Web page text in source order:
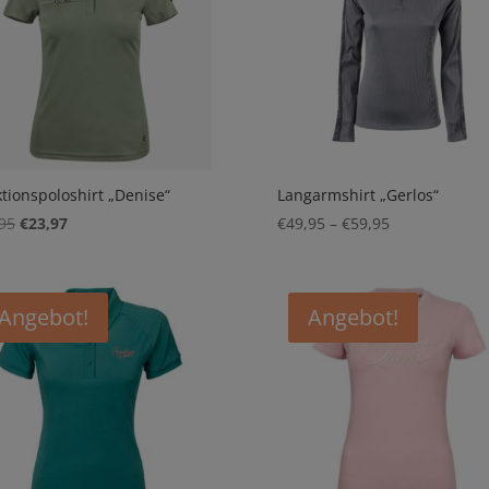
„Denise“
Ursprünglicher
€39,95
€23,97Aktueller
€23,97.
Langarmshirt „Gerlos“
€49,95 – €59,95Preisspanne:
€59,95
Angebot!